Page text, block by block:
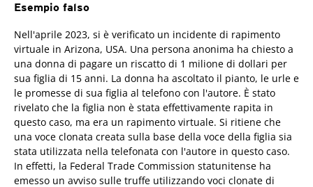
Esempio falso
Nell'aprile 2023, si è verificato un incidente di rapimento
virtuale in Arizona, USA. Una persona anonima ha chiesto a
una donna di pagare un riscatto di 1 milione di dollari per
sua figlia di 15 anni. La donna ha ascoltato il pianto, le urle e
le promesse di sua figlia al telefono con l'autore. È stato
rivelato che la figlia non è stata effettivamente rapita in
questo caso, ma era un rapimento virtuale. Si ritiene che
una voce clonata creata sulla base della voce della figlia sia
stata utilizzata nella telefonata con l'autore in questo caso.
In effetti, la Federal Trade Commission statunitense ha
emesso un avviso sulle truffe utilizzando voci clonate di